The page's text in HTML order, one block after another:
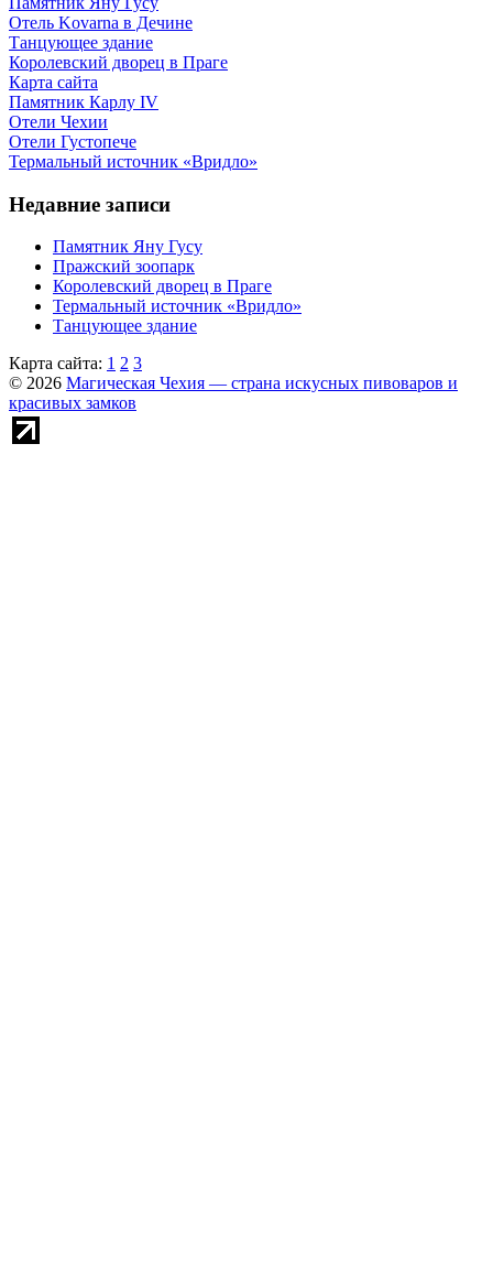
Отель Kovarna в Дечине
Танцующее здание
Королевский дворец в Праге
Карта сайта
Памятник Карлу IV
Отели Чехии
Отели Густопече
Термальный источник «Вридло»
Недавние записи
Памятник Яну Гусу
Пражский зоопарк
Королевский дворец в Праге
Термальный источник «Вридло»
Танцующее здание
Карта сайта: 1 2 3
© 2026 Магическая Чехия — страна искусных пивоваров и
красивых замков